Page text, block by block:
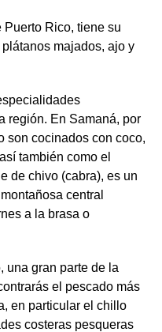
Rico, tiene su
majados, ajo y
región. En Samaná, por
son cocinados con coco,
también como el
de chivo (cabra), es un
central
a la brasa o
una gran parte de la
el pescado más
en particular el chillo
costeras pesqueras